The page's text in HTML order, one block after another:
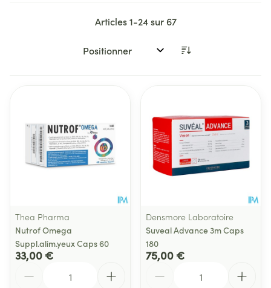
Articles1-24sur 67
Trier par:
Thea Pharma
Nutrof Omega
Suppl.alim.yeux Caps 60
33,00 €
Densmore Laboratoire
Suveal Advance 3m Caps
180
75,00 €